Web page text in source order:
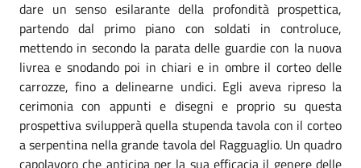
dare un senso esilarante della profondità prospettica,
partendo dal primo piano con soldati in controluce,
mettendo in secondo la parata delle guardie con la nuova
livrea e snodando poi in chiari e in ombre il corteo delle
carrozze, fino a delinearne undici. Egli aveva ripreso la
cerimonia con appunti e disegni e proprio su questa
prospettiva svilupperà quella stupenda tavola con il corteo
a serpentina nella grande tavola del Ragguaglio. Un quadro
capolavoro che anticipa per la sua efficacia il genere delle